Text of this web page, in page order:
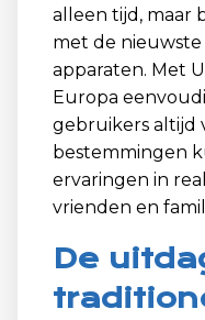
alleen tijd, maar
met de
apparaten. Met
Europa
gebruikers altijd
bestemmingen
ervaringen in
vrienden en
De